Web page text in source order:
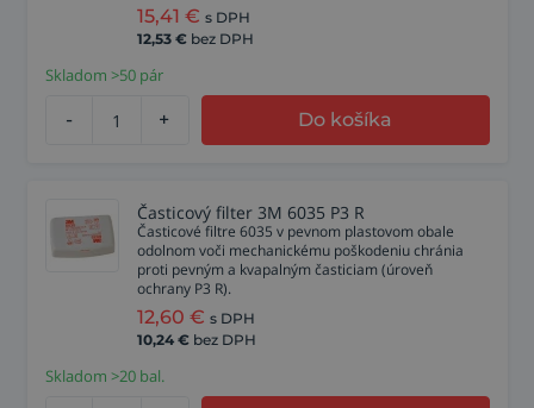
15,41 € s DPH
12,53 € bez DPH
Skladom >50 pár
- + Do košíka
Časticový filter 3M 6035 P3 R
Časticové filtre 6035 v pevnom plastovom obale
odolnom voči mechanickému poškodeniu chránia
proti pevným a kvapalným časticiam (úroveň
ochrany P3 R).
12,60 € s DPH
10,24 € bez DPH
Skladom >20 bal.